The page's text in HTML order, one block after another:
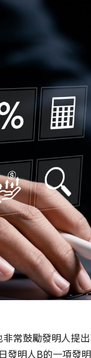
常鼓勵發明人提
發明人B的一項發